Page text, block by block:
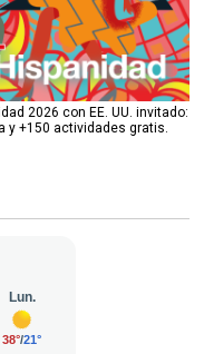
2026 con EE. UU. invitado:
y +150 actividades gratis.